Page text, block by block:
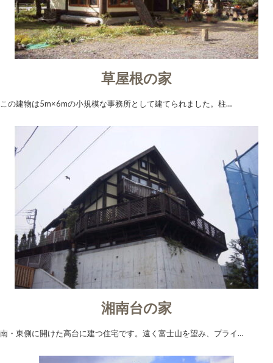
草屋根の家
この建物は5m×6mの小規模な事務所として建てられました。柱…
湘南台の家
南・東側に開けた高台に建つ住宅です。遠く富士山を望み、プライ…